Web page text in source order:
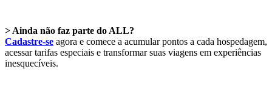
> Ainda não faz parte do ALL?
Cadastre-se agora e comece a acumular pontos a cada hospedagem,
acessar tarifas especiais e transformar suas viagens em experiências
inesquecíveis.